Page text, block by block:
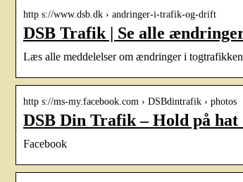
http s://www.dsb.dk › andringer-i-trafik-og-drift
DSB Trafik | Se alle
Læs alle meddelelser om ændringer i
http s://ms-my.facebook.com › DSBdintrafik › photos
DSB Din Trafik – Hold på
Facebook